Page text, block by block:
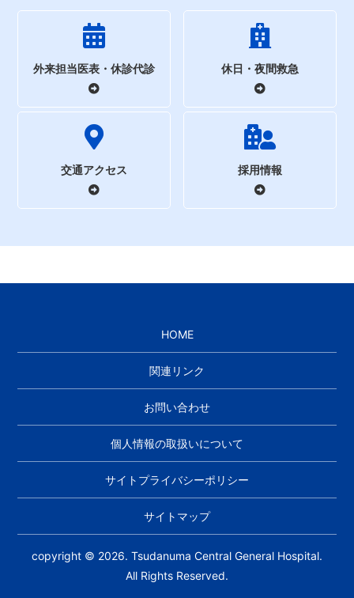
外来担当医表・休診代診 休日・夜間救急
交通アクセス 採用情報
HOME
関連リンク
お問い合わせ
個人情報の取扱いについて
サイトプライバシーポリシー
サイトマップ
copyright © 2026. Tsudanuma Central General Hospital.
All Rights Reserved.